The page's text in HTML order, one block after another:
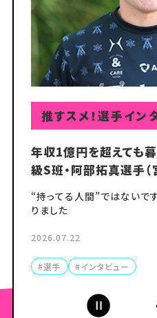
推すスメ！選手イン
家でも一緒、仕事でも
手（福島・125期） で
で優勝できる選手にな
まずは地元・いわき平での『
2026.08.05
#選手 #インタビュー
推すスメ！選手イン
年収1億円を超えても
級S班・阿部拓真選手（
“持ってる人間”ではないで
りました
2026.07.22
#選手 #インタビュー
推すスメ！選手イン
『高松宮記念杯競輪（
ナ部 見習い部員・簗田
期）
体に向き合う時間を作って
2026.07.08
#選手 #インタビュー